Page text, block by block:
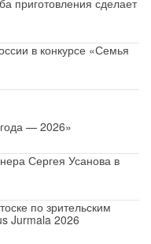
в конкурсе «Семья
года — 2026»
Сергея Усанова в
по зрительским
Jurmala 2026